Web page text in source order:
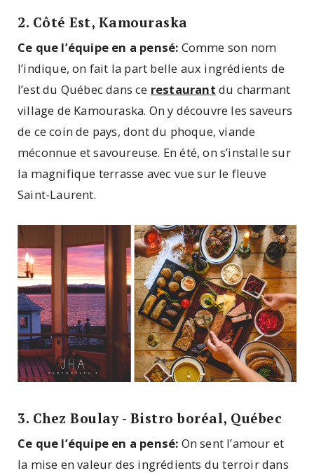
2. Côté Est, Kamouraska
Ce que l’équipe en a pensé: Comme son nom
l’indique, on fait la part belle aux ingrédients de
l’est du Québec dans ce restaurant du charmant
village de Kamouraska. On y découvre les saveurs
de ce coin de pays, dont du phoque, viande
méconnue et savoureuse. En été, on s’installe sur
la magnifique terrasse avec vue sur le fleuve
Saint-Laurent.
3. Chez Boulay - Bistro boréal, Québec
Ce que l’équipe en a pensé: On sent l’amour et
la mise en valeur des ingrédients du terroir dans